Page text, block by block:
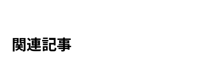
関連記事